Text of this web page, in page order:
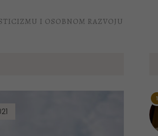
I OSOBNOM RAZVOJU
1